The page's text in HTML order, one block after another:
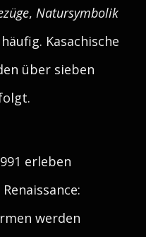
, Natursymbolik
Kasachische
über sieben
erleben
werden